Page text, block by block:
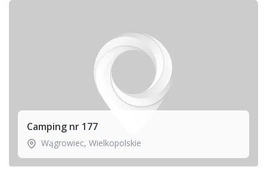
Camping nr 177
Wągrowiec, Wielkopolskie